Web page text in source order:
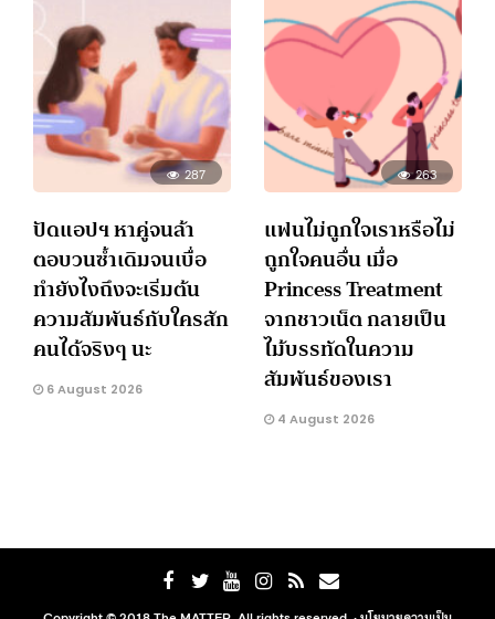
287
ปัดแอปฯ หาคู่จนล้า
ตอบวนซ้ำเดิมจนเบื่อ
ทำยังไงถึงจะเริ่มต้น
ความสัมพันธ์กับใครสัก
คนได้จริงๆ นะ
6 August 2026
263
แฟนไม่ถูกใจเราหรือไม่
ถูกใจคนอื่น เมื่อ
Princess Treatment
จากชาวเน็ต กลายเป็น
ไม้บรรทัดในความ
สัมพันธ์ของเรา
4 August 2026